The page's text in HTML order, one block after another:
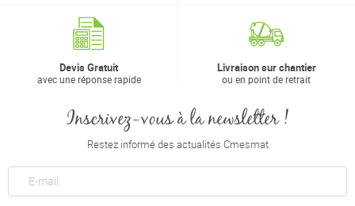
Devis Gratuit
avec une réponse rapide
Livraison sur chantier
ou en point de retrait
Inscrivez-vous à la newsletter !
Restez informé des actualités Cmesmat